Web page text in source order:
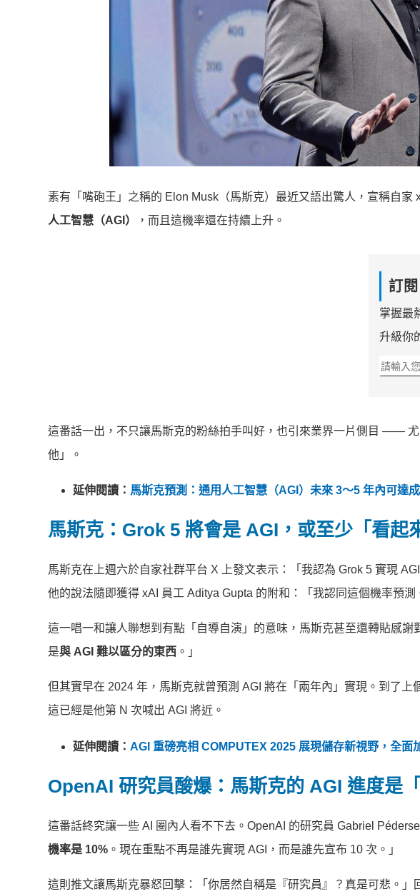
素有「嘴砲王」之稱的 Elon Musk（馬斯克）最近又語出驚人，宣稱自家
人工智慧（AGI）
，而且這機率還在持續上升。
訂
掌握最
升級你
這番話一出，不只讓馬斯克的粉絲拍手叫好，也引來業界一片側目 ——
他」。
延伸閱讀： 馬斯克預測：通用人工智慧（AGI）未來 3～5 年內可達
馬斯克：Grok 5 將會是 AGI，或至少「看起
馬斯克在上週六於自家社群平台 X 上發文表示：「我認為 Grok 5 實現
他的說法隨即獲得 xAI 員工 Aditya Gupta 的附和：「我認同這個機率預測
這一唱一和讓人聯想到有點「自導自演」的意味，馬斯克甚至還轉貼感
是與 AGI 難以區分的東西 。」
但其實早在 2024 年，馬斯克就曾預測 AGI 將在「兩年內」實現。到了
這已經是他第 N 次喊出 AGI 將近。
延伸閱讀： AGI 重磅亮相 COMPUTEX 2025 展現儲存新視野，全面
OpenAI 研究員酸爆：馬斯克的 AGI 進度是「
這番話終究讓一些 AI 圈內人看不下去。OpenAI 的研究員 Gabriel
機率是 10% 。現在重點不再是誰先實現 AGI，而是誰先宣布 10 次。」
這則推文讓馬斯克暴怒回擊：「你居然自稱是『研究員』？真是可悲。」